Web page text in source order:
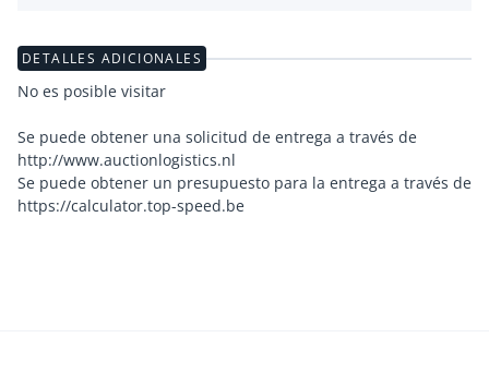
DETALLES ADICIONALES
No es posible visitar
Se puede obtener una solicitud de entrega a través de
http://www.auctionlogistics.nl
Se puede obtener un presupuesto para la entrega a través de
https://calculator.top-speed.be